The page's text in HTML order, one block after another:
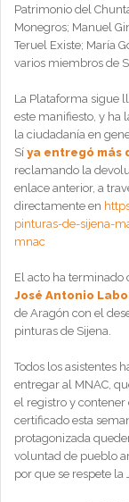
Patrimonio del
Monegros; Manuel
Teruel Existe; María
varios miembros de
La Plataforma sigue
este manifiesto, y ha
la ciudadanía en
Sí ya entregó más
reclamando la
enlace anterior, a
directamente en
pinturas-de-sijena-
mnac
El acto ha terminado
José Antonio
de Aragón con el
pinturas de Sijena.
Todos los asistentes
entregar al MNAC,
el registro y contener
certificado esta
protagonizada
voluntad de pueblo
por que se respete la